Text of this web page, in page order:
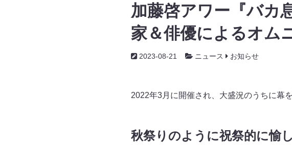
加藤啓アワー『バカ
家＆俳優によるオム
2023-08-21 ニュース お知らせ
2022年3月に開催され、大盛況のうちに幕
秋祭りのように祝祭的に愉